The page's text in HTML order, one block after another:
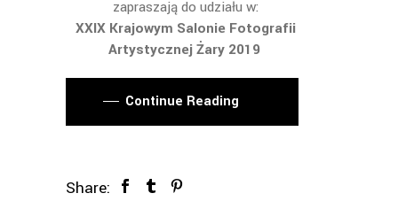
zapraszają do udziału w:
XXIX Krajowym Salonie Fotografii
Artystycznej Żary 2019
Continue Reading
Share: